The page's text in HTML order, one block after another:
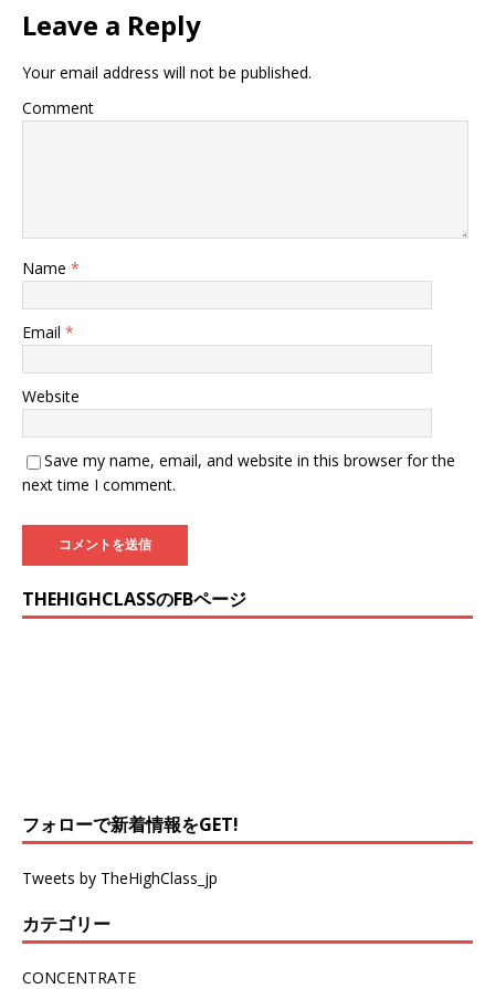
Leave a Reply
Your email address will not be published.
Comment
Name *
Email *
Website
Save my name, email, and website in this browser for the
next time I comment.
THEHIGHCLASSのFBページ
フォローで新着情報をGET!
Tweets by TheHighClass_jp
カテゴリー
CONCENTRATE